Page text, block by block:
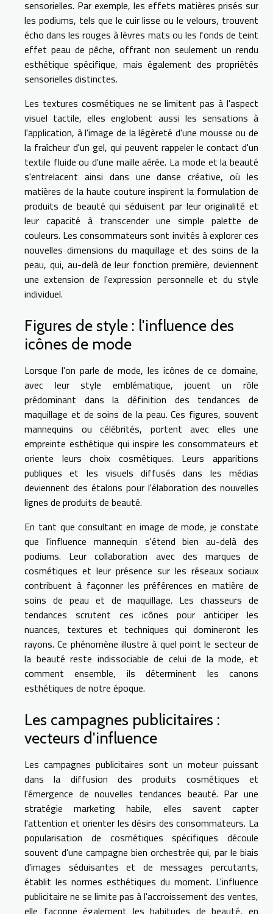
sensorielles. Par exemple, les effets matières prisés sur
les podiums, tels que le cuir lisse ou le velours, trouvent
écho dans les rouges à lèvres mats ou les fonds de teint
effet peau de pêche, offrant non seulement un rendu
esthétique spécifique, mais également des propriétés
sensorielles distinctes.
Les textures cosmétiques ne se limitent pas à l'aspect
visuel tactile, elles englobent aussi les sensations à
l'application, à l'image de la légèreté d'une mousse ou de
la fraîcheur d'un gel, qui peuvent rappeler le contact d'un
textile fluide ou d'une maille aérée. La mode et la beauté
s'entrelacent ainsi dans une danse créative, où les
matières de la haute couture inspirent la formulation de
produits de beauté qui séduisent par leur originalité et
leur capacité à transcender une simple palette de
couleurs. Les consommateurs sont invités à explorer ces
nouvelles dimensions du maquillage et des soins de la
peau, qui, au-delà de leur fonction première, deviennent
une extension de l'expression personnelle et du style
individuel.
Figures de style : l'influence des
icônes de mode
Lorsque l'on parle de mode, les icônes de ce domaine,
avec leur style emblématique, jouent un rôle
prédominant dans la définition des tendances de
maquillage et de soins de la peau. Ces figures, souvent
mannequins ou célébrités, portent avec elles une
empreinte esthétique qui inspire les consommateurs et
oriente leurs choix cosmétiques. Leurs apparitions
publiques et les visuels diffusés dans les médias
deviennent des étalons pour l'élaboration des nouvelles
lignes de produits de beauté.
En tant que consultant en image de mode, je constate
que l'influence mannequin s'étend bien au-delà des
podiums. Leur collaboration avec des marques de
cosmétiques et leur présence sur les réseaux sociaux
contribuent à façonner les préférences en matière de
soins de peau et de maquillage. Les chasseurs de
tendances scrutent ces icônes pour anticiper les
nuances, textures et techniques qui domineront les
rayons. Ce phénomène illustre à quel point le secteur de
la beauté reste indissociable de celui de la mode, et
comment ensemble, ils déterminent les canons
esthétiques de notre époque.
Les campagnes publicitaires :
vecteurs d'influence
Les campagnes publicitaires sont un moteur puissant
dans la diffusion des produits cosmétiques et
l'émergence de nouvelles tendances beauté. Par une
stratégie marketing habile, elles savent capter
l'attention et orienter les désirs des consommateurs. La
popularisation de cosmétiques spécifiques découle
souvent d'une campagne bien orchestrée qui, par le biais
d'images séduisantes et de messages percutants,
établit les normes esthétiques du moment. L'influence
publicitaire ne se limite pas à l'accroissement des ventes,